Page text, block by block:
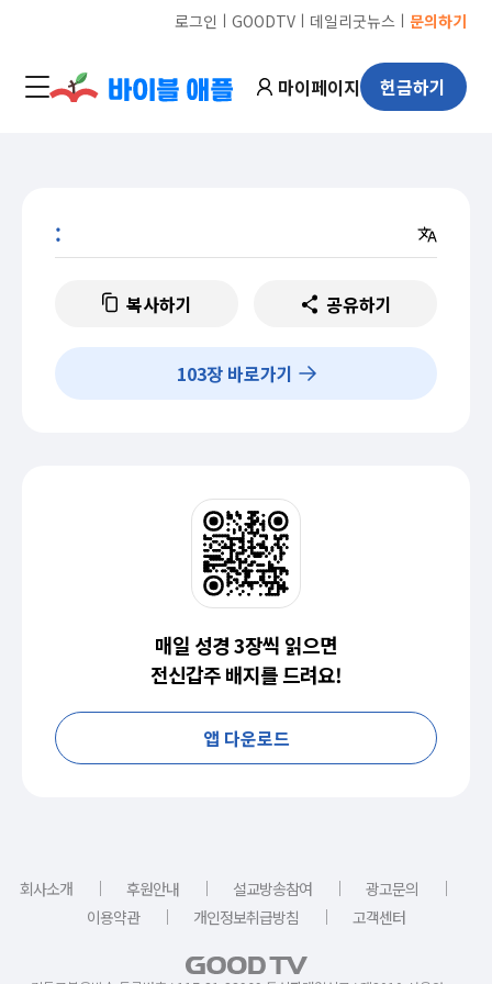
로그인 ㅣ GOODTVㅣ 데일리굿뉴스 ㅣ 문의하기
마이페이지 헌금하기
:
복사하기 공유하기
103장 바로가기
매일 성경 3장씩 읽으면
전신갑주 배지를 드려요!
앱 다운로드
회사소개 ｜ 후원안내 ｜ 설교방송참여 ｜ 광고문의
｜
이용약관
｜ 개인정보취급방침 ｜ 고객센터